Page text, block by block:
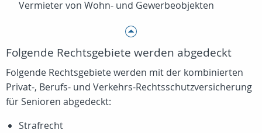
Vermieter von Wohn- und Gewerbeobjekten
Folgende Rechtsgebiete werden abgedeckt
Folgende Rechtsgebiete werden mit der kombinierten
Privat-, Berufs- und Verkehrs-Rechtsschutzversicherung
für Senioren abgedeckt:
Strafrecht